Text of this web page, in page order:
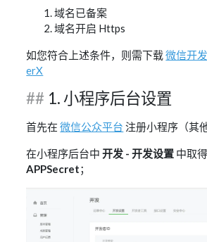
域名已备案
域名开启 Https
如您符合上述条件，则需下载微信开
erX
1. 小程序后台设置
首先在微信公众平台 注册小程序（其
在小程序后台中开发 - 开发设置 中取
APPSecret；